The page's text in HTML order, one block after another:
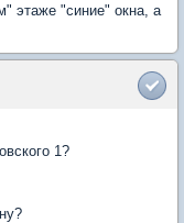
этаже "синие" окна, а
1?